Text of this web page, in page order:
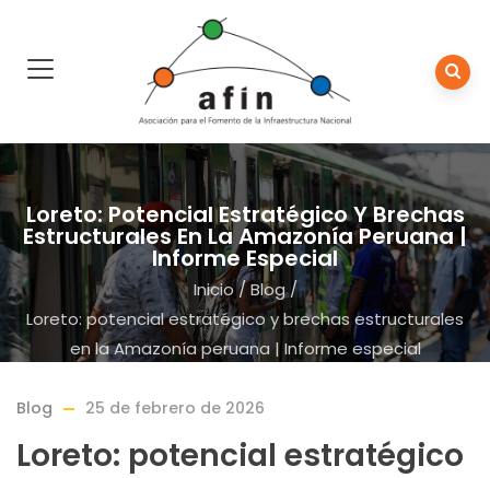
Loreto: Potencial Estratégico Y Brechas
Estructurales En La Amazonía Peruana |
Informe Especial
Inicio/Blog/
Loreto: potencial estratégico y brechas estructurales
en la Amazonía peruana | Informe especial
Blog 25 de febrero de 2026
Loreto: potencial estratégico